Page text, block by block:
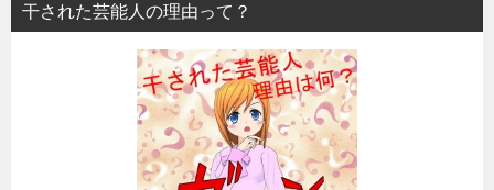
干された芸能人の理由って？